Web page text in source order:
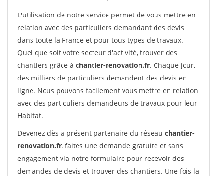
L'utilisation de notre service permet de vous mettre en
relation avec des particuliers demandant des devis
dans toute la France et pour tous types de travaux.
Quel que soit votre secteur d'activité, trouver des
chantiers grâce à chantier-renovation.fr. Chaque jour,
des milliers de particuliers demandent des devis en
ligne. Nous pouvons facilement vous mettre en relation
avec des particuliers demandeurs de travaux pour leur
Habitat.
Devenez dès à présent partenaire du réseau chantier-
renovation.fr, faites une demande gratuite et sans
engagement via notre formulaire pour recevoir des
demandes de devis et trouver des chantiers. Une fois la